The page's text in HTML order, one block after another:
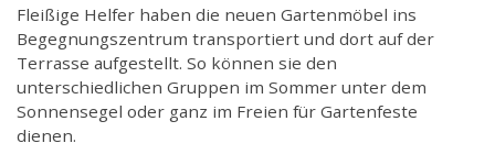
Fleißige Helfer haben die neuen Gartenmöbel ins
Begegnungszentrum transportiert und dort auf der
Terrasse aufgestellt. So können sie den
unterschiedlichen Gruppen im Sommer unter dem
Sonnensegel oder ganz im Freien für Gartenfeste
dienen.